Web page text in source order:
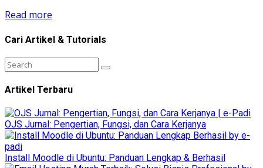
Read more
Cari Artikel & Tutorials
Artikel Terbaru
OJS Jurnal: Pengertian, Fungsi, dan Cara Kerjanya
Install Moodle di Ubuntu: Panduan Lengkap & Berhasil